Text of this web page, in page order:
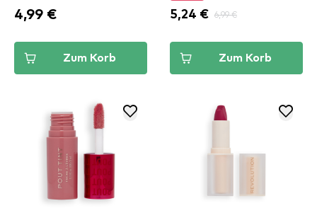
4,99 €
Zum Korb
5,24 € 6,99 €
Zum Korb